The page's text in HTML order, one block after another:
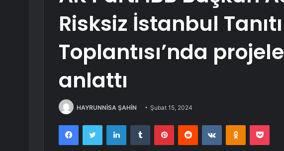
Risksiz İstanbul
Toplantısı’nda
anlattı
HAYRUNNİSA ŞAHİN Şubat 15, 2024
FacebookTwitter LinkedInTumblr PinterestReddit VKontakteOdnoklassniki